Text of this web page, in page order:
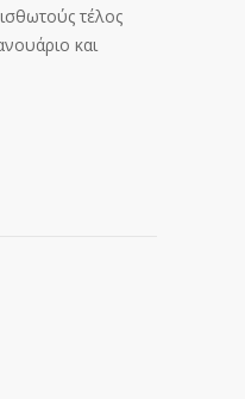
τέλος
και